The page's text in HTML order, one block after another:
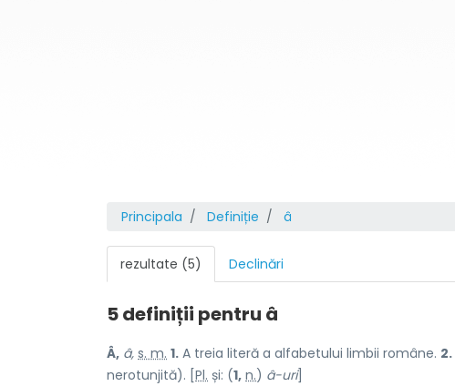
Principala Definiție â
rezultate (5) Declinări
5 definiții pentru â
Â, â, s. m. 1. A treia literă a alfabetului limbii române. 2.
nerotunjită). [ Pl. și: (1, n.) â-uri]